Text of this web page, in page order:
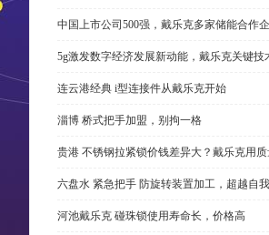
中国上市公司500强，戴乐克多家储能合作
5g激发数字经济发展新动能，戴乐克关键技
连云港经典 i型连接件从戴乐克开始
淄博 桥式把手加盟，别拘一格
贵港 不锈钢拉紧锁价钱差异大？戴乐克用
六盘水 紧急把手 防旋转装置加工，超越自我
河池戴乐克 碰珠锁使用寿命长，价格高